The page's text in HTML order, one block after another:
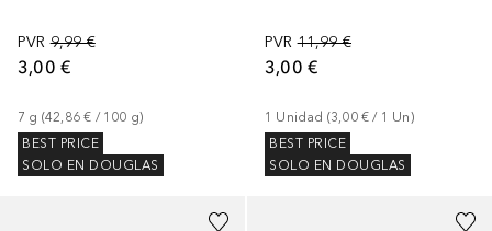
PVR 9,99 €
3,00 €
7 g (42,86 € / 100 g)
BEST PRICE
SOLO EN DOUGLAS
PVR 11,99 €
3,00 €
1 Unidad (3,00 € / 1 Un)
BEST PRICE
SOLO EN DOUGLAS